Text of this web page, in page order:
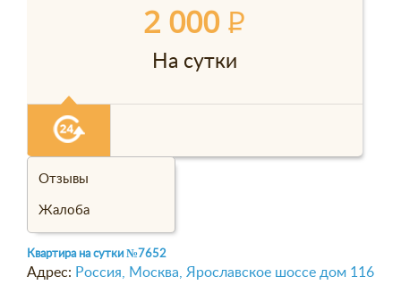
2 000P
На сутки
Отзывы
Жалоба
Квартира на сутки №7652
Адрес: Россия, Москва, Ярославское шоссе дом 116